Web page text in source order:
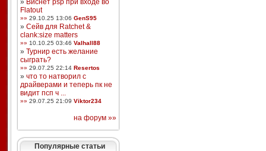
» Виснет psp при входе во
Flatout
»» 29.10.25 13:06 GenS95
» Сейв для Ratchet &
clank:size matters
»» 10.10.25 03:46 Valhall88
» Турнир есть желание
сыграть?
»» 29.07.25 22:14 Resertos
» что то натворил с
драйверами и теперь пк не
видит псп ч ...
»» 29.07.25 21:09 Viktor234
на форум »»
Популярные статьи